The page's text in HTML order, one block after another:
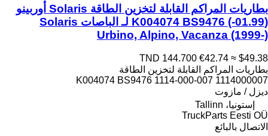
بطاريات المراكم القابلة لتخزين الطاقة Solaris أوربينو
(01.99-) K004074 BS9476 لـ الباصات Solaris
Urbino, Alpino, Vacanza (1999-)
TND 144.700 €42.74 ≈ $49.38
بطاريات المراكم القابلة لتخزين الطاقة
K004074 BS9476 1114-000-007 1114000007
ديزل / مازوت
إستونيا، Tallinn
TruckParts Eesti OÜ
الاتصال بالبائع